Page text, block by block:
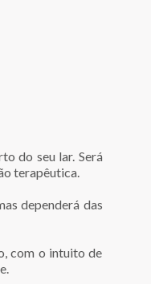
do seu lar. Será
terapêutica.
dependerá das
com o intuito de